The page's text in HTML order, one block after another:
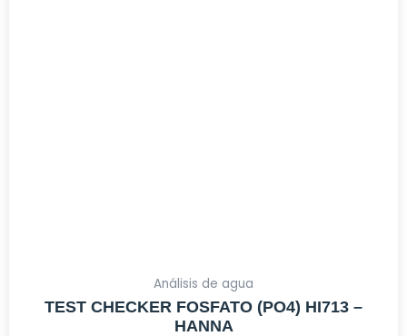
Análisis de agua
TEST CHECKER FOSFATO (PO4) HI713 –
HANNA